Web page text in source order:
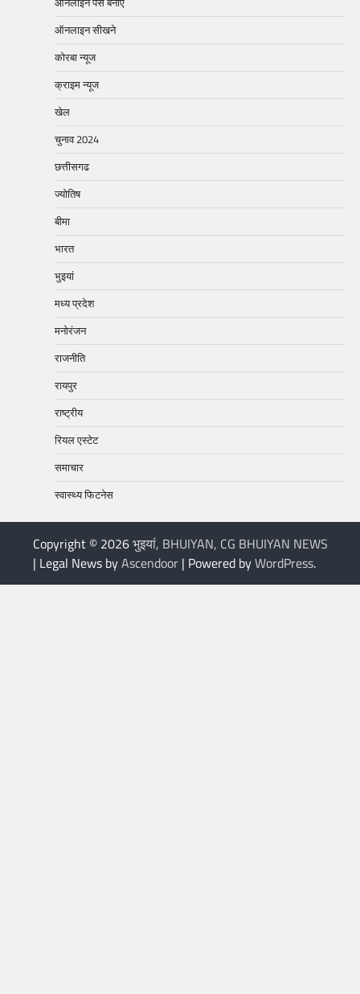
ऑनलाइन सीखने
कोरबा न्यूज
क्राइम न्यूज
खेल
चुनाव 2024
छत्तीसगढ
ज्योतिष
बीमा
भारत
भुइयां
मध्य प्रदेश
मनोरंजन
राजनीति
रायपुर
राष्ट्रीय
रियल एस्टेट
समाचार
स्वास्थ्य फिटनेस
Copyright © 2026भुइयां, BHUIYAN, CG BHUIYAN NEWS
| Legal News byAscendoor| Powered byWordPress.